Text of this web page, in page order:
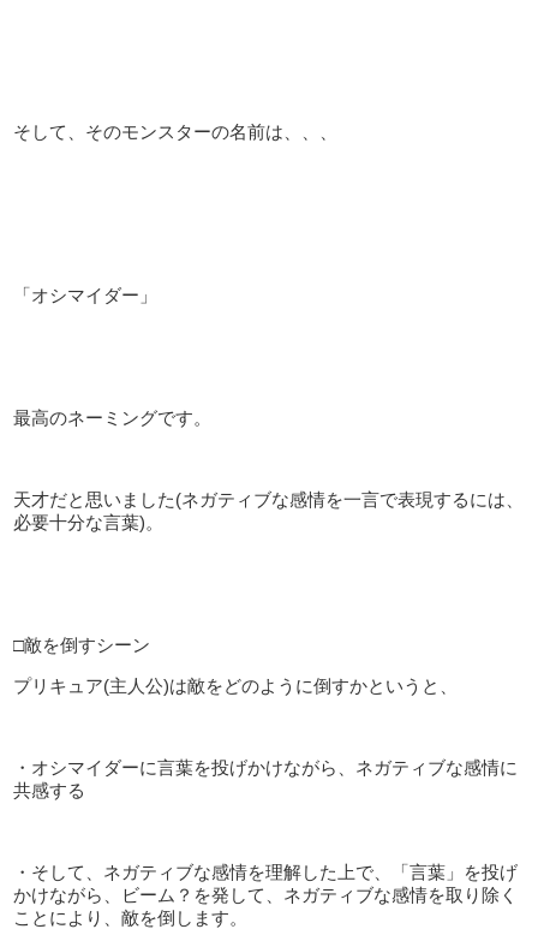
そして、そのモンスターの名前は、、、
「オシマイダー」
最高のネーミングです。
天才だと思いました(ネガティブな感情を一言で表現するには、
必要十分な言葉)。
□敵を倒すシーン
プリキュア(主人公)は敵をどのように倒すかというと、
・オシマイダーに言葉を投げかけながら、ネガティブな感情に
共感する
・そして、ネガティブな感情を理解した上で、「言葉」を投げ
かけながら、ビーム？を発して、ネガティブな感情を取り除く
ことにより、敵を倒します。